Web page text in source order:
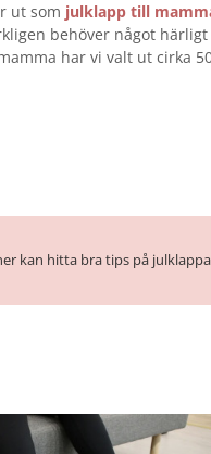
ut som julklapp till
behöver något
har vi valt ut cirka
kan hitta bra tips på